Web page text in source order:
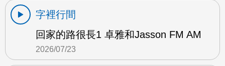
字裡行間
回家的路很長1 卓雅和Jasson FM AM
2026/07/23